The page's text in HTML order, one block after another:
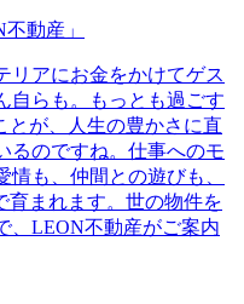
動産」
リアにお金をかけてゲス
自らも。もっとも過ごす
とが、人生の豊かさに直
るのですね。仕事へのモ
も、仲間との遊びも、
育まれます。世の物件を
、LEON不動産がご案内